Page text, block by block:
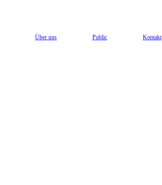
Über uns Public Kontakt